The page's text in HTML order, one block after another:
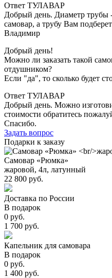
Ответ ТУЛАВАР
Добрый день. Диаметр трубы
самовар, а трубу Вам
Владимир
Добрый день!
Можно ли заказать такой
отдушником?
Если "да", то сколько будет
Ответ ТУЛАВАР
Добрый день. Можно
стоимости обратитесь
Спасибо.
Задать вопрос
Подарки к заказу
Самовар «Рюмка»
жаровой, 4л, латунный
22 800 руб.
Доставка по России
В подарок
0 руб.
1 700 руб.
Капельник для самовара
В подарок
0 руб.
1 400 руб.